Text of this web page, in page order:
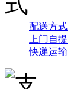
配送方式
上门自提
快递运输